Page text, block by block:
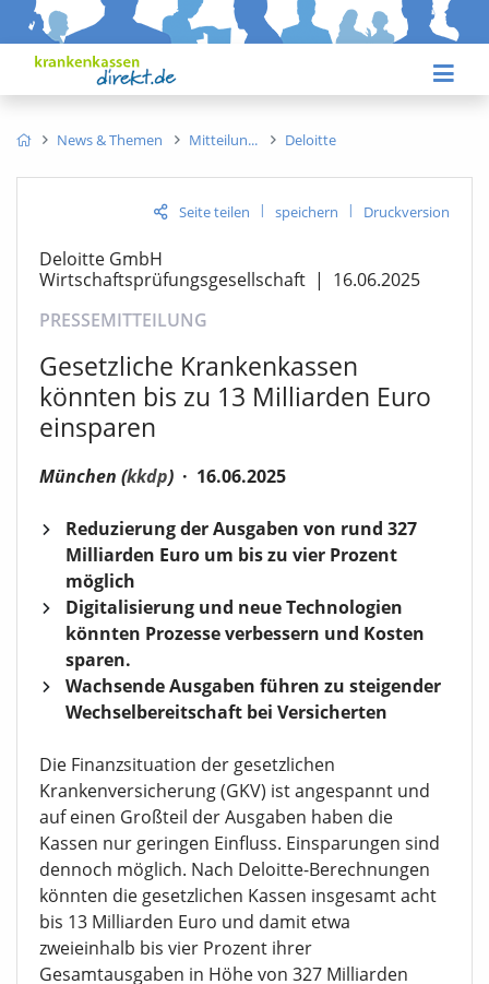
News & Themen Mitteilun Deloitte
Seite teilen | speichern | Druckversion
Deloitte GmbH
Wirtschaftsprüfungsgesellschaft | 16.06.2025
PRESSEMITTEILUNG
Gesetzliche Krankenkassen
könnten bis zu 13 Milliarden Euro
einsparen
München (kkdp) · 16.06.2025
Reduzierung der Ausgaben von rund 327
Milliarden Euro um bis zu vier Prozent
möglich
Digitalisierung und neue Technologien
könnten Prozesse verbessern und Kosten
sparen.
Wachsende Ausgaben führen zu steigender
Wechselbereitschaft bei Versicherten
Die Finanzsituation der gesetzlichen
Krankenversicherung (GKV) ist angespannt und
auf einen Großteil der Ausgaben haben die
Kassen nur geringen Einfluss. Einsparungen sind
dennoch möglich. Nach Deloitte-Berechnungen
könnten die gesetzlichen Kassen insgesamt acht
bis 13 Milliarden Euro und damit etwa
zweieinhalb bis vier Prozent ihrer
Gesamtausgaben in Höhe von 327 Milliarden